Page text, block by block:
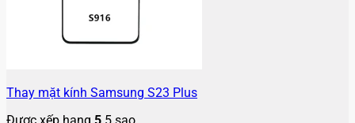
Thay mặt kính Samsung S23 Plus